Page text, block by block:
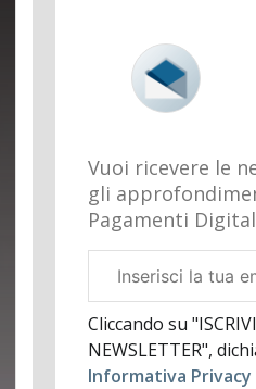
Vuoi ricevere le
gli
Pagamenti
aziendale
Cliccando su
NEWSLETTER",
Informativa Privacy